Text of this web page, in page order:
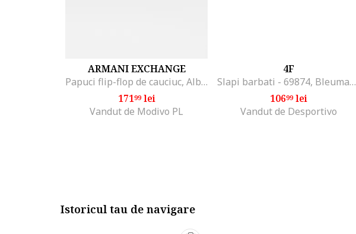
ARMANI EXCHANGE
Papuci flip-flop de cauciuc, Alb murdar/Bleumarin
17199lei
Vandut de Modivo PL
4F
Slapi barbati - 69874, Bleumarin
10699lei
Vandut de Desportivo
Istoricul tau de navigare